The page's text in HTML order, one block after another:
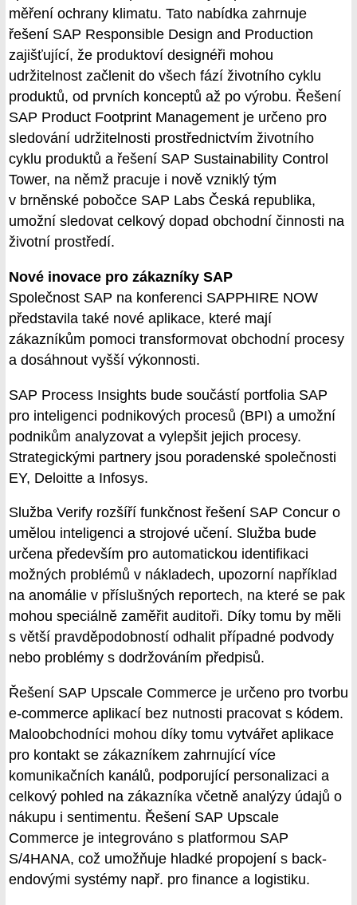
měření ochrany klimatu. Tato nabídka zahrnuje
řešení SAP Responsible Design and Production
zajišťující, že produktoví designéři mohou
udržitelnost začlenit do všech fází životního cyklu
produktů, od prvních konceptů až po výrobu. Řešení
SAP Product Footprint Management je určeno pro
sledování udržitelnosti prostřednictvím životního
cyklu produktů a řešení SAP Sustainability Control
Tower, na němž pracuje i nově vzniklý tým
v brněnské pobočce SAP Labs Česká republika,
umožní sledovat celkový dopad obchodní činnosti na
životní prostředí.
Nové inovace pro zákazníky SAP
Společnost SAP na konferenci SAPPHIRE NOW
představila také nové aplikace, které mají
zákazníkům pomoci transformovat obchodní procesy
a dosáhnout vyšší výkonnosti.
SAP Process Insights bude součástí portfolia SAP
pro inteligenci podnikových procesů (BPI) a umožní
podnikům analyzovat a vylepšit jejich procesy.
Strategickými partnery jsou poradenské společnosti
EY, Deloitte a Infosys.
Služba Verify rozšíří funkčnost řešení SAP Concur o
umělou inteligenci a strojové učení. Služba bude
určena především pro automatickou identifikaci
možných problémů v nákladech, upozorní například
na anomálie v příslušných reportech, na které se pak
mohou speciálně zaměřit auditoři. Díky tomu by měli
s větší pravděpodobností odhalit případné podvody
nebo problémy s dodržováním předpisů.
Řešení SAP Upscale Commerce je určeno pro tvorbu
e-commerce aplikací bez nutnosti pracovat s kódem.
Maloobchodníci mohou díky tomu vytvářet aplikace
pro kontakt se zákazníkem zahrnující více
komunikačních kanálů, podporující personalizaci a
celkový pohled na zákazníka včetně analýzy údajů o
nákupu i sentimentu. Řešení SAP Upscale
Commerce je integrováno s platformou SAP
S/4HANA, což umožňuje hladké propojení s back-
endovými systémy např. pro finance a logistiku.